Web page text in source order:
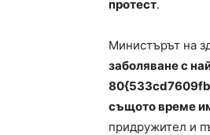
протест.
Министърът на
заболяване с
същото време
придружител и